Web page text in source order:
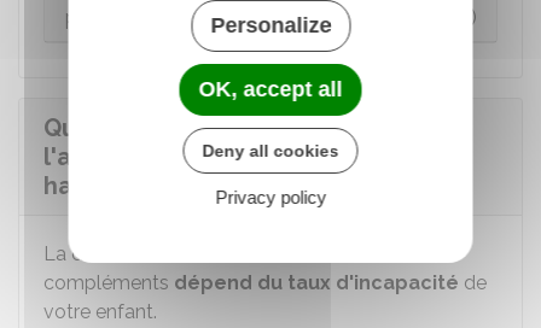
personne ou réduction ou cessation de travail)
Quelle est la durée d'attribution de
l'allocation d'éducation de l'enfant
handicapé (AEEH) ?
La durée d'attribution de l'AEEH et de ses
compléments dépend du taux d'incapacité de
votre enfant.
Personalize
OK, accept all
Deny all cookies
Privacy policy